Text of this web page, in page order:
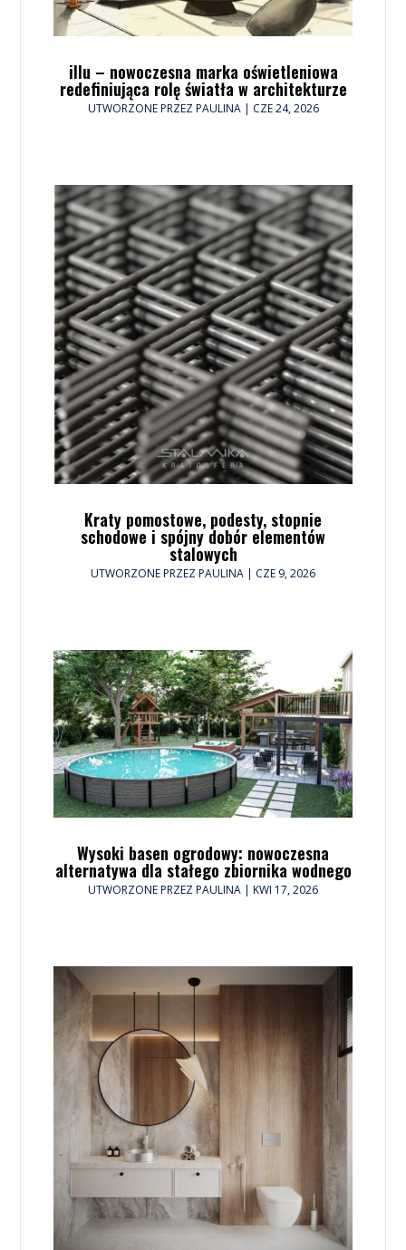
illu – nowoczesna marka oświetleniowa
redefiniująca rolę światła w architekturze
UTWORZONE PRZEZPAULINA| CZE 24, 2026
Kraty pomostowe, podesty, stopnie
schodowe i spójny dobór elementów
stalowych
UTWORZONE PRZEZPAULINA | CZE 9, 2026
Wysoki basen ogrodowy: nowoczesna
alternatywa dla stałego zbiornika wodnego
UTWORZONE PRZEZPAULINA | KWI 17, 2026